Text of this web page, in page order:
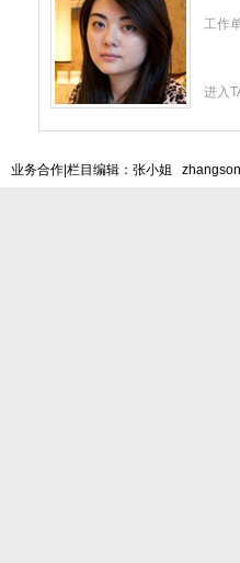
工作
进入
业务合作|栏目编辑：张小姐